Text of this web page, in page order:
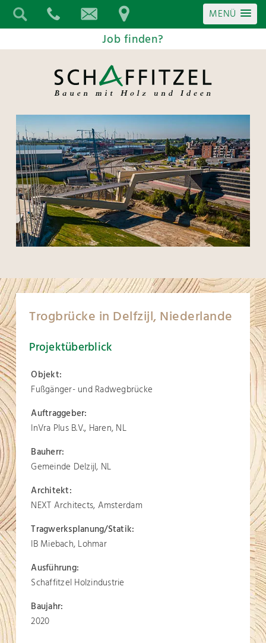
MENÜ
Job finden?
Trogbrücke in Delfzijl, Niederlande
Projektüberblick
Objekt:
Fußgänger- und Radwegbrücke
Auftraggeber:
InVra Plus B.V., Haren, NL
Bauherr:
Gemeinde Delzijl, NL
Architekt:
NEXT Architects, Amsterdam
Tragwerksplanung/Statik:
IB Miebach, Lohmar
Ausführung:
Schaffitzel Holzindustrie
Baujahr:
2020